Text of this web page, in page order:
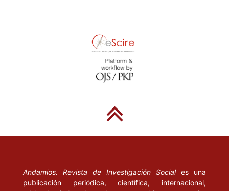
Andamios. Revista de Investigación Social es una
publicación periódica, científica, internacional,